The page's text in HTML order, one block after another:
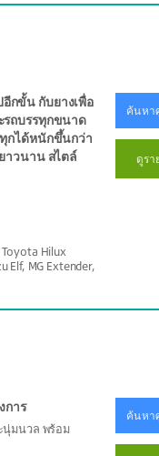
กขั้น กับยางเพื่อ
รถบรรทุกขนาด
กได้หนักขึ้นกว่า
าวนาน สไตล์
Hilux
Elf, MG Extender,
ค้นหา
ดูรา
การ
นุ่มนวล พร้อม
ค้นหา